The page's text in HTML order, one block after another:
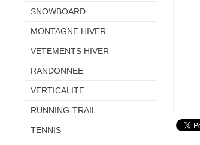
SNOWBOARD
MONTAGNE HIVER
VETEMENTS HIVER
RANDONNEE
VERTICALITE
RUNNING-TRAIL
TENNIS